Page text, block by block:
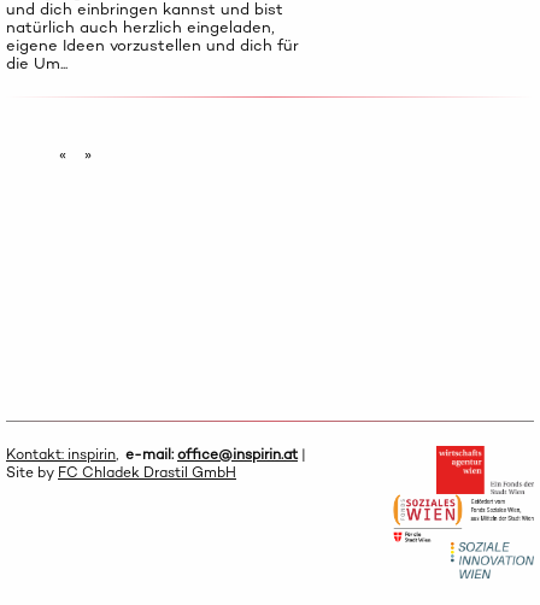
und dich einbringen kannst und bist
natürlich auch herzlich eingeladen,
eigene Ideen vorzustellen und dich für
die Um...
« »
Kontakt: inspirin, e-mail:office@inspirin.at|
Site by FC Chladek Drastil GmbH